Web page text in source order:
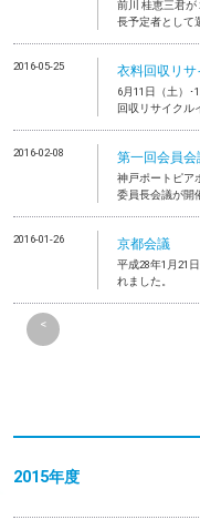
前川 桂恵三君
長予定者として
2016-05-25 衣料回収リ
6月11日（土）
回収リサイクル
2016-02-08 第一回会員
神戸ポートピア
委員長会議が開
2016-01-26 京都会議
平成28年1月21
れました。
<
2015年度